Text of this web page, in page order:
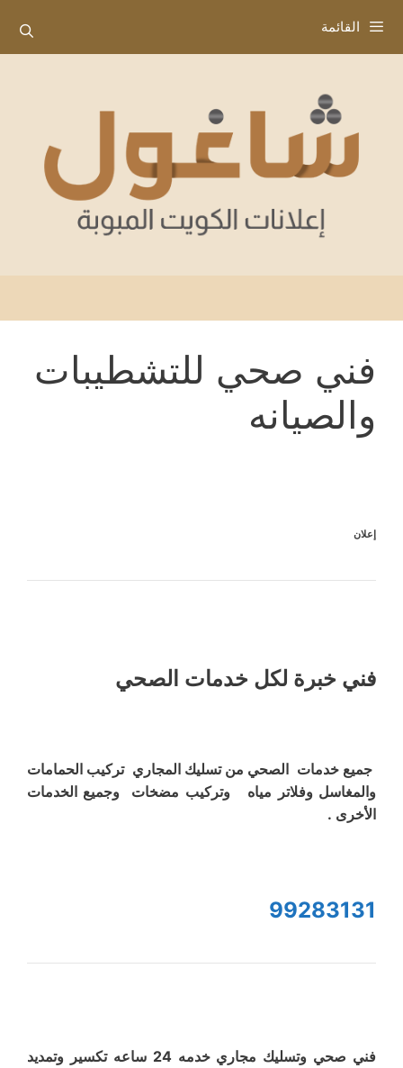
إلى
المحتوى
القائمة
فني صحي للتشطيبات
والصيانه
إعلان
فني خبرة لكل خدمات الصحي
جميع خدمات الصحي من تسليك المجاري تركيب الحمامات
والمغاسل وفلاتر مياه وتركيب مضخات وجميع الخدمات
الأخرى .
99283131
فني صحي وتسليك مجاري خدمه 24 ساعه تكسير وتمديد